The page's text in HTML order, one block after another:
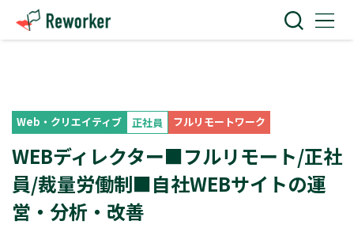
Web・クリエイティブ 正社員 フルリモートワーク
WEBディレクター■フルリモート/正社
員/裁量労働制■自社WEBサイトの運
営・分析・改善